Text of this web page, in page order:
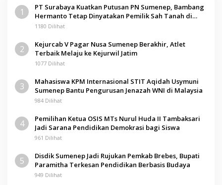
1
PT Surabaya Kuatkan Putusan PN Sumenep, Bambang
Hermanto Tetap Dinyatakan Pemilik Sah Tanah di
Pamolokan
1180 Dilihat
2
Kejurcab V Pagar Nusa Sumenep Berakhir, Atlet
Terbaik Melaju ke Kejurwil Jatim
1077 Dilihat
3
Mahasiswa KPM Internasional STIT Aqidah Usymuni
Sumenep Bantu Pengurusan Jenazah WNI di Malaysia
984 Dilihat
4
Pemilihan Ketua OSIS MTs Nurul Huda II Tambaksari
Jadi Sarana Pendidikan Demokrasi bagi Siswa
961 Dilihat
5
Disdik Sumenep Jadi Rujukan Pemkab Brebes, Bupati
Paramitha Terkesan Pendidikan Berbasis Budaya
949 Dilihat